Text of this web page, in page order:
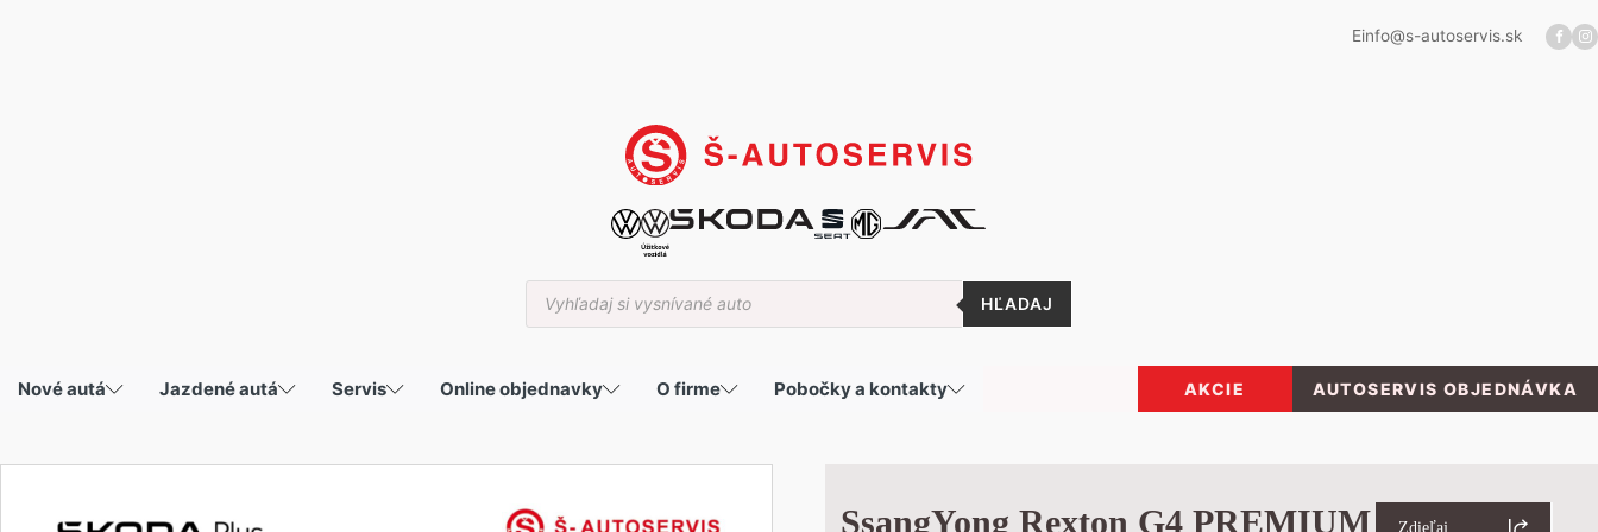
Einfo@s-autoservis.sk
Products
search
Nové autá Jazdené autá Servis Online objednavky O firme Pobočky a kontakty AKCIE AUTOSERVIS OBJEDNÁVKA
SsangYong Rexton G4 PREMIUM
Zdieľaj